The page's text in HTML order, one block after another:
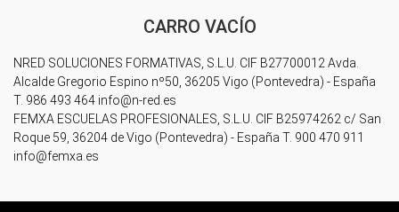
CARRO VACÍO
NRED SOLUCIONES FORMATIVAS, S.L.U. CIF B27700012 Avda.
Alcalde Gregorio Espino nº50, 36205 Vigo (Pontevedra) - España
T. 986 493 464 info@n-red.es
FEMXA ESCUELAS PROFESIONALES, S.L.U. CIF B25974262 c/ San
Roque 59, 36204 de Vigo (Pontevedra) - España T. 900 470 911
info@femxa.es